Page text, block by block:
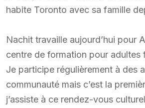
habite Toronto avec sa famille
Nachit travaille aujourd’hui pour
centre de formation pour adultes
Je participe régulièrement à des
communauté mais c’est la
j’assiste à ce rendez-vous